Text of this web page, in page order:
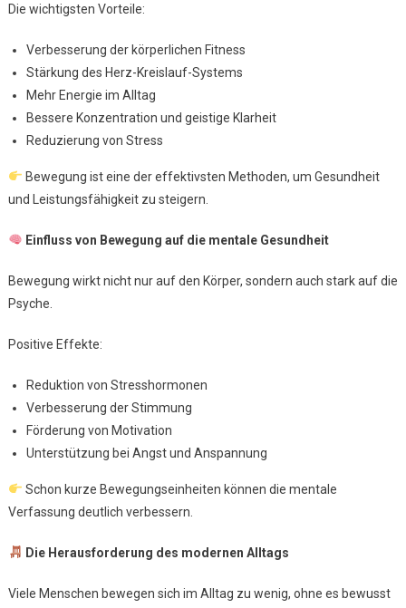
Die wichtigsten Vorteile:
Verbesserung der körperlichen Fitness
Stärkung des Herz-Kreislauf-Systems
Mehr Energie im Alltag
Bessere Konzentration und geistige Klarheit
Reduzierung von Stress
Bewegung ist eine der effektivsten Methoden, um Gesundheit
und Leistungsfähigkeit zu steigern.
Einfluss von Bewegung auf die mentale Gesundheit
Bewegung wirkt nicht nur auf den Körper, sondern auch stark auf die
Psyche.
Positive Effekte:
Reduktion von Stresshormonen
Verbesserung der Stimmung
Förderung von Motivation
Unterstützung bei Angst und Anspannung
Schon kurze Bewegungseinheiten können die mentale
Verfassung deutlich verbessern.
Die Herausforderung des modernen Alltags
Viele Menschen bewegen sich im Alltag zu wenig, ohne es bewusst